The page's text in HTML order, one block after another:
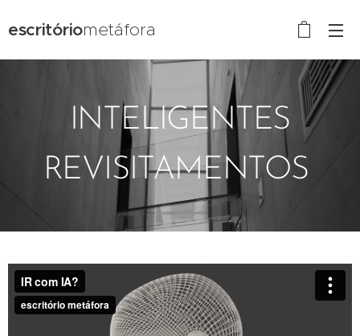
escritóriometáfora
INTELIGENTES
REVISITAMENTOS